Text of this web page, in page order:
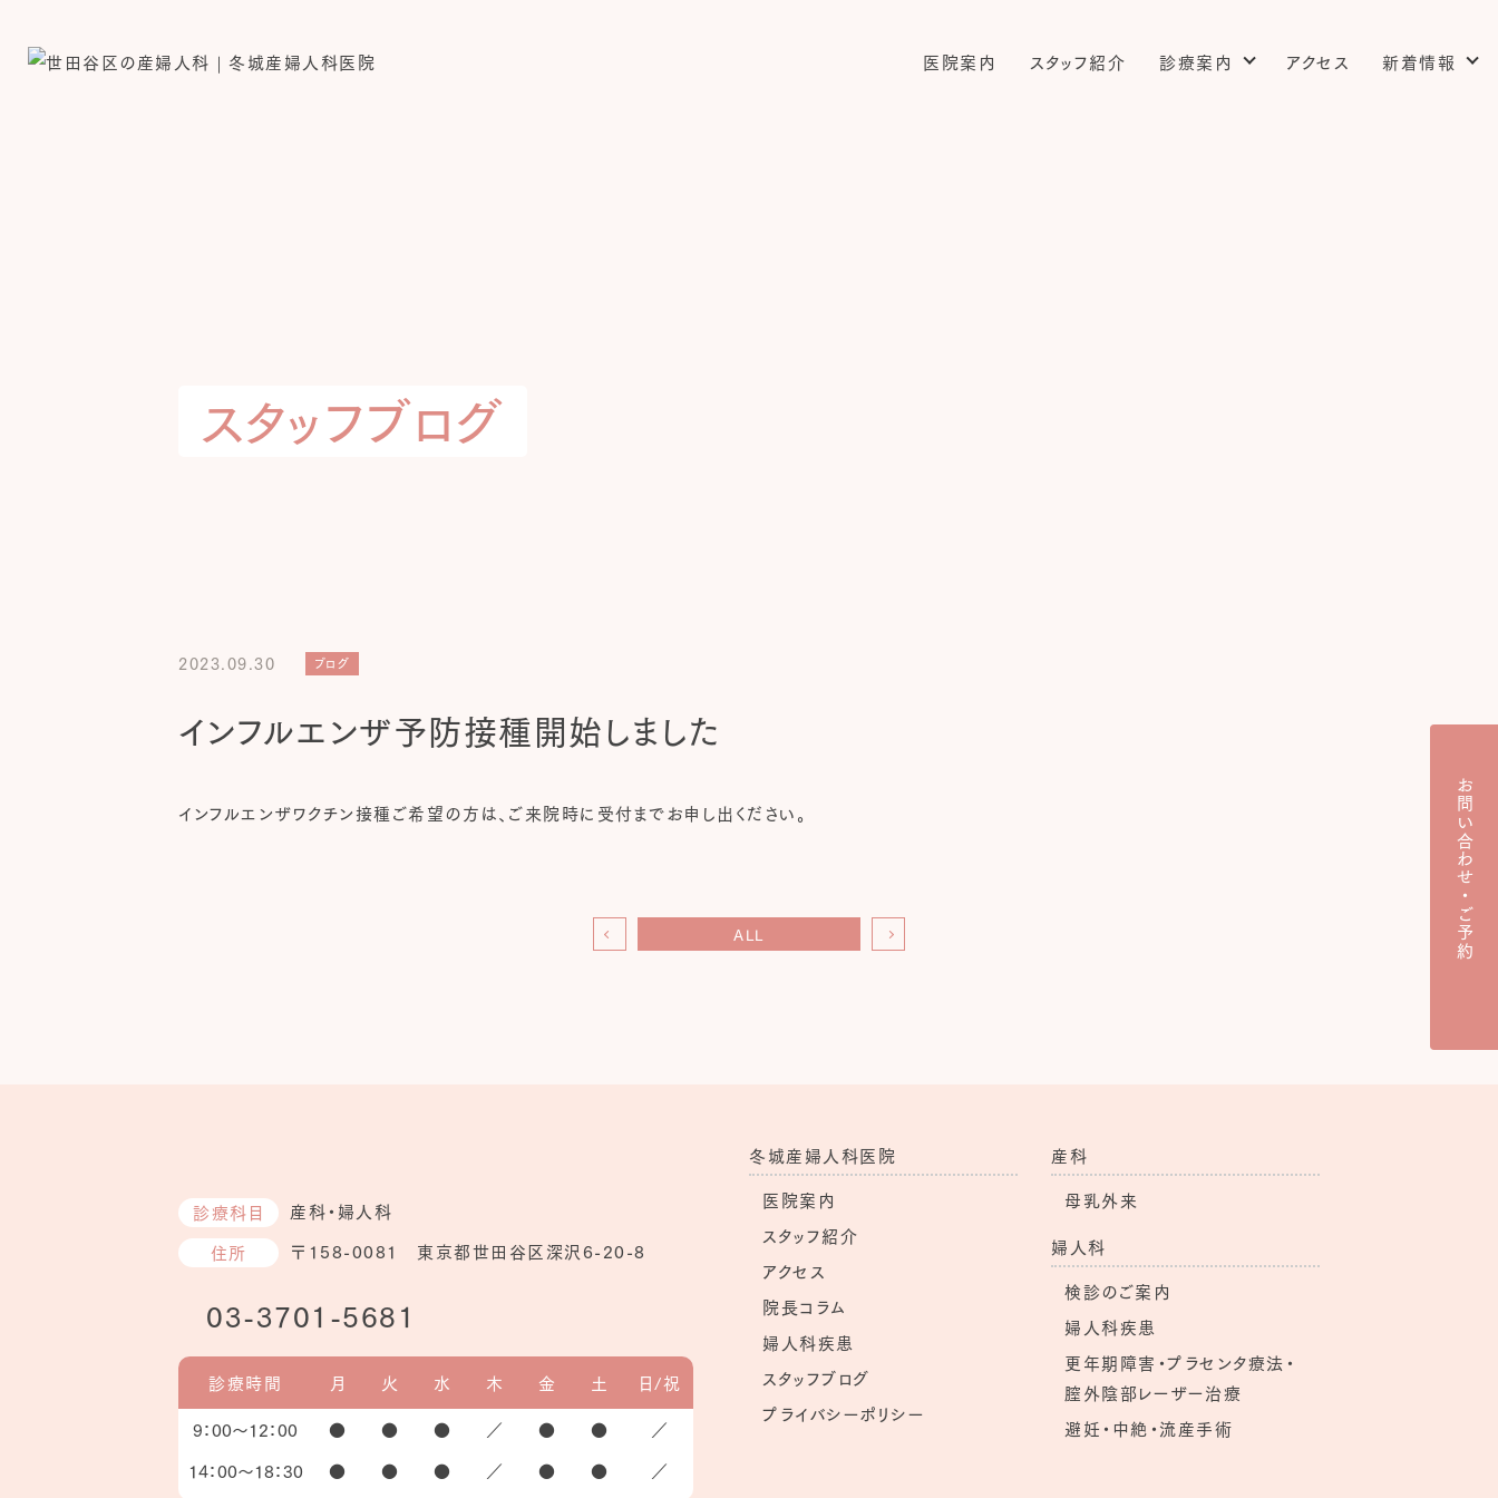
医院案内 スタッフ紹介 診療案内 アクセス 新着情報
スタッフブログ
2023.09.30 ブログ
インフルエンザ予防接種開始しました
インフルエンザワクチン接種ご希望の方は、ご来院時に受付までお申し出ください。
ALL お問い合わせ・ご予約
診療科目
産科・婦人科
住所
〒158-0081 東京都世田谷区深沢6-20-8
03-3701-5681
診療時間 月 火 水 木 金 土
日/祝
9：00～12：00 ● ● ● ／ ● ●
／
14：00～18：30 ● ● ● ／ ● ● ／
冬城産婦人科医院
医院案内
スタッフ紹介
アクセス
院長コラム
婦人科疾患
スタッフブログ
プライバシーポリシー
産科
母乳外来
婦人科
検診のご案内
婦人科疾患
更年期障害・プラセンタ療法・
膣外陰部レーザー治療
避妊・中絶・流産手術